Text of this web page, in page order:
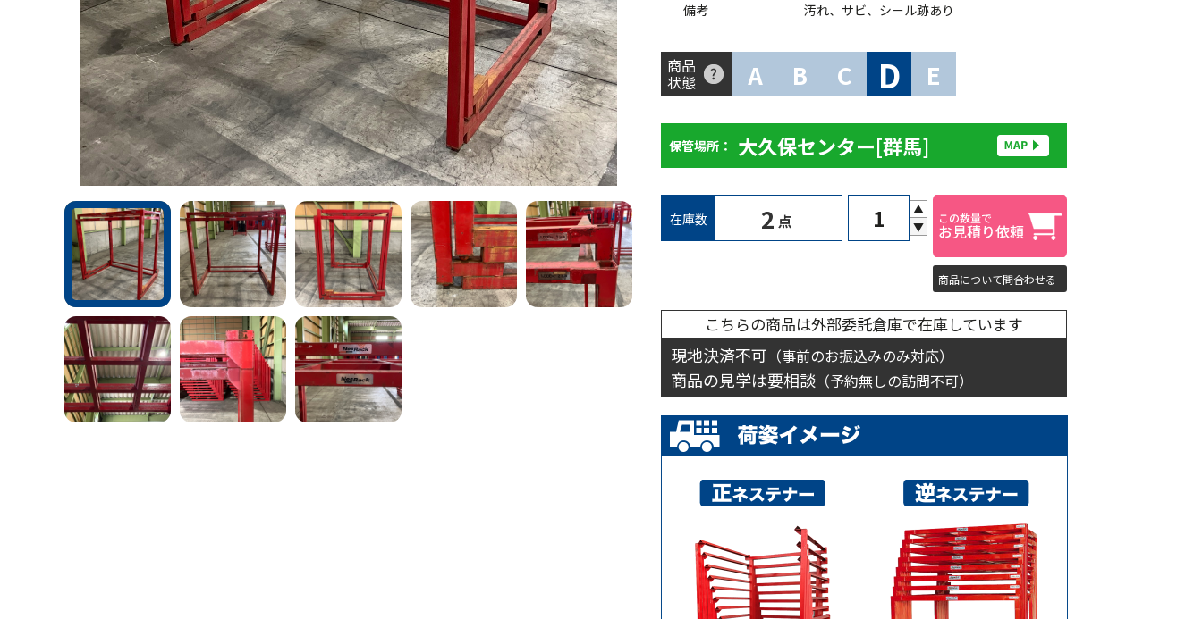
備考
汚れ、サビ、シール跡あり
商品
状態 A B C D E
保管場所： 大久保センター[群馬]
在庫数 2 点
▲
▼
商品について問合わせる
こちらの商品は外部委託倉庫で在庫しています
現地決済不可 （事前のお振込みのみ対応）
商品の見学は要相談 （予約無しの訪問不可）